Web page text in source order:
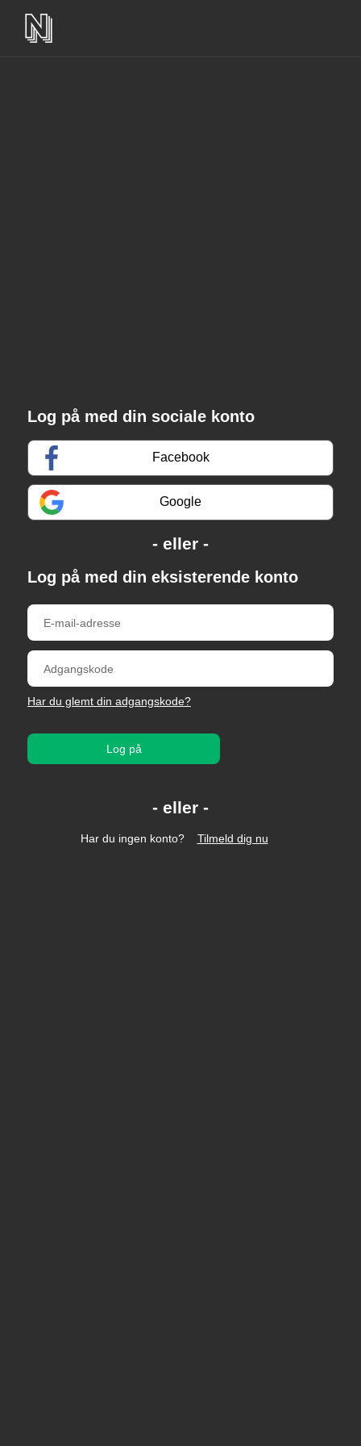
Log på med din sociale konto
Facebook
Google
Log på med din eksisterende konto
Har du glemt din adgangskode?
Log på
Har du ingen konto? Tilmeld dig nu